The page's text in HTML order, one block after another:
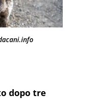
dopo tre